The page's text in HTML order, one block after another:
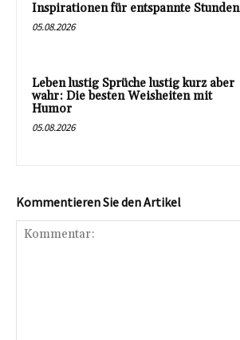
Inspirationen für entspannte Stunden
05.08.2026
Leben lustig Sprüche lustig kurz aber
wahr: Die besten Weisheiten mit
Humor
05.08.2026
Kommentieren Sie den Artikel